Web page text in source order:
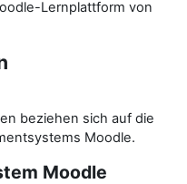
Lernplattform von
beziehen sich auf die
Moodle.
Moodle